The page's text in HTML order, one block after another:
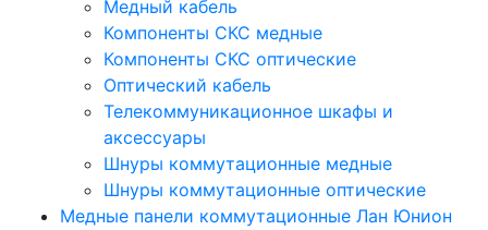
Медный кабель
Компоненты СКС медные
Компоненты СКС оптические
Оптический кабель
Телекоммуникационное шкафы и
аксессуары
Шнуры коммутационные медные
Шнуры коммутационные оптические
Медные панели коммутационные Лан Юнион